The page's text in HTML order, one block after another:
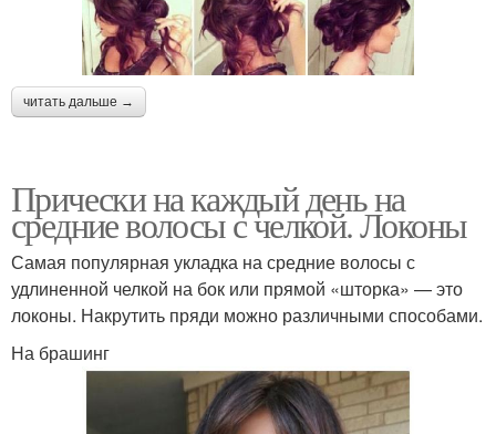
читать дальше →
Прически на каждый день на
средние волосы с челкой. Локоны
Самая популярная укладка на средние волосы с
удлиненной челкой на бок или прямой «шторка» — это
локоны. Накрутить пряди можно различными способами.
На брашинг